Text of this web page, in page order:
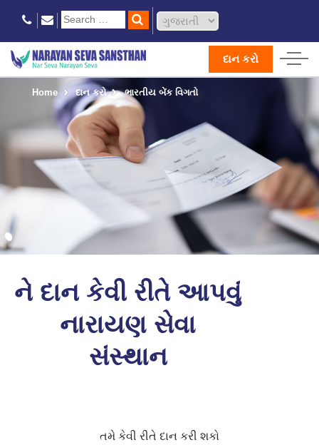
દાન કરો
Home દાન કરો ભારતીય બેંક વિગતો
ને દાન કેવી રીતે આપવું
નારાયણ સેવા
સંસ્થાન
તમે કેવી રીતે દાન કરી શકો